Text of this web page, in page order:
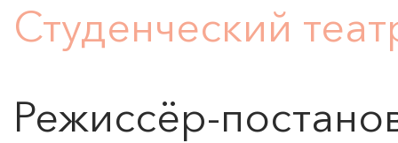
Студенческий
Режиссёр-